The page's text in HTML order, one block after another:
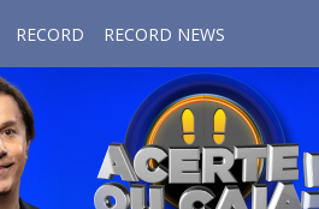
RECORD RECORD NEWS